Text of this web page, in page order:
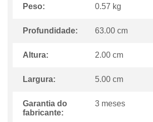
Peso: 0.57 kg
Profundidade: 63.00 cm
Altura: 2.00 cm
Largura: 5.00 cm
Garantia do
fabricante:
3 meses